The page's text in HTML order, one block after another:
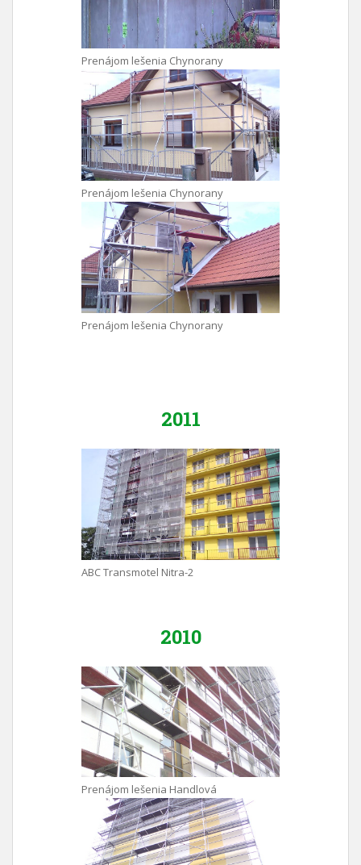
Prenájom lešenia Chynorany
Prenájom lešenia Chynorany
Prenájom lešenia Chynorany
2011
ABC Transmotel Nitra-2
2010
Prenájom lešenia Handlová